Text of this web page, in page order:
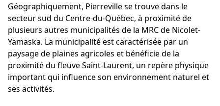
Géographiquement, Pierreville se trouve dans le
secteur sud du Centre-du-Québec, à proximité de
plusieurs autres municipalités de la MRC de Nicolet-
Yamaska. La municipalité est caractérisée par un
paysage de plaines agricoles et bénéficie de la
proximité du fleuve Saint-Laurent, un repère physique
important qui influence son environnement naturel et
ses activités.